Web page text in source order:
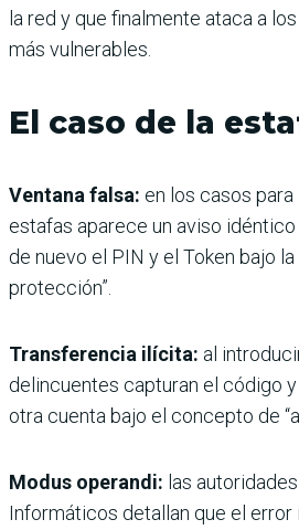
la red y que finalmente ataca a
más vulnerables.
El caso de la
Ventana falsa: en los casos
estafas aparece un aviso
de nuevo el PIN y el Token bajo
protección”.
Transferencia ilícita: al
delincuentes capturan el código
otra cuenta bajo el concepto de
Modus operandi: las
Informáticos detallan que el error